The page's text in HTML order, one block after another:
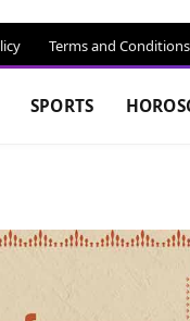
Terms and Conditions
SPORTS